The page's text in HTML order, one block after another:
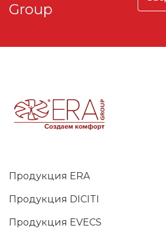
Group
Продукция ERA
Продукция DICITI
Продукция EVECS